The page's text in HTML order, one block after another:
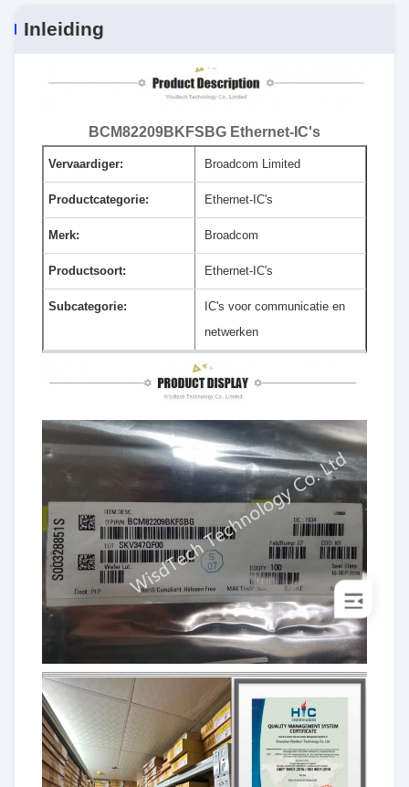
Inleiding
BCM82209BKFSBG Ethernet-IC's
Vervaardiger: Broadcom Limited
Productcategorie: Ethernet-IC's
Merk: Broadcom
Productsoort: Ethernet-IC's
Subcategorie:
IC's voor communicatie en
netwerken